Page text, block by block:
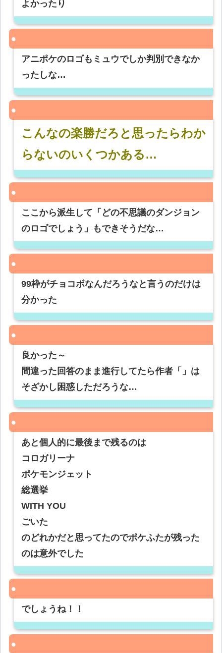
よかったり
アニポケのロゴもミュウでしか判別できなか
ったしな…
こんなの楽勝だろと思ったらわか
らないのいくつかある…
ここから派生して「どの不思議のダンジョン
のロゴでしょう」もできそうだな…
99枠がチョコボなんだろうなと言うのだけは
分かった
良かった～
間違った回答のまま進行してたら作者「」は
そざかし困惑しただろうな…
あと個人的に最後まで残るのは
コロガリーナ
ポケモンジェット
総選挙
WITH YOU
ごいた
のどれかだと思ってたのでポケふたが残った
のは意外でした
でしょうね！！